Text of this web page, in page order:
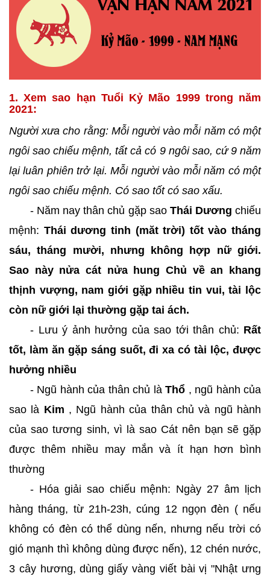
1. Xem sao hạn Tuổi Kỷ Mão 1999 trong năm
2021:
Người xưa cho rằng: Mỗi người vào mỗi năm có một
ngôi sao chiếu mệnh, tất cả có 9 ngôi sao, cứ 9 năm
lại luân phiên trở lại. Mỗi người vào mỗi năm có một
ngôi sao chiếu mệnh. Có sao tốt có sao xấu.
- Năm nay thân chủ gặp sao Thái Dương chiếu
mệnh: Thái dương tinh (măt trời) tốt vào tháng
sáu, tháng mười, nhưng không hợp nữ giới.
Sao này nửa cát nửa hung Chủ về an khang
thịnh vượng, nam giới gặ̣p nhiều tin vui, tài lộc
còn nữ giới lại thường gặ̣p tai ách.
- Lưu ý ảnh hưởng của sao tới thân chủ: Rất
tốt, làm ăn gặp sáng suốt, đi xa có tài lộc, được
hưởng nhiều
- Ngũ hành của thân chủ làThổ , ngũ hành của
sao là Kim , Ngũ hành của thân chủ và ngũ hành
của sao tương sinh, vì là sao Cát nên bạn sẽ gặp
được thêm nhiều may mắn và ít hạn hơn bình
thường
- Hóa giải sao chiếu mệnh: Ngày 27 âm lịch
hàng tháng, từ 21h-23h, cúng 12 ngọn đèn ( nếu
không có đèn có thể dùng nến, nhưng nếu trời có
gió mạnh thì không dùng được nến), 12 chén nước,
3 cây hương, dùng giấy vàng viết bài vị "Nhật ưng